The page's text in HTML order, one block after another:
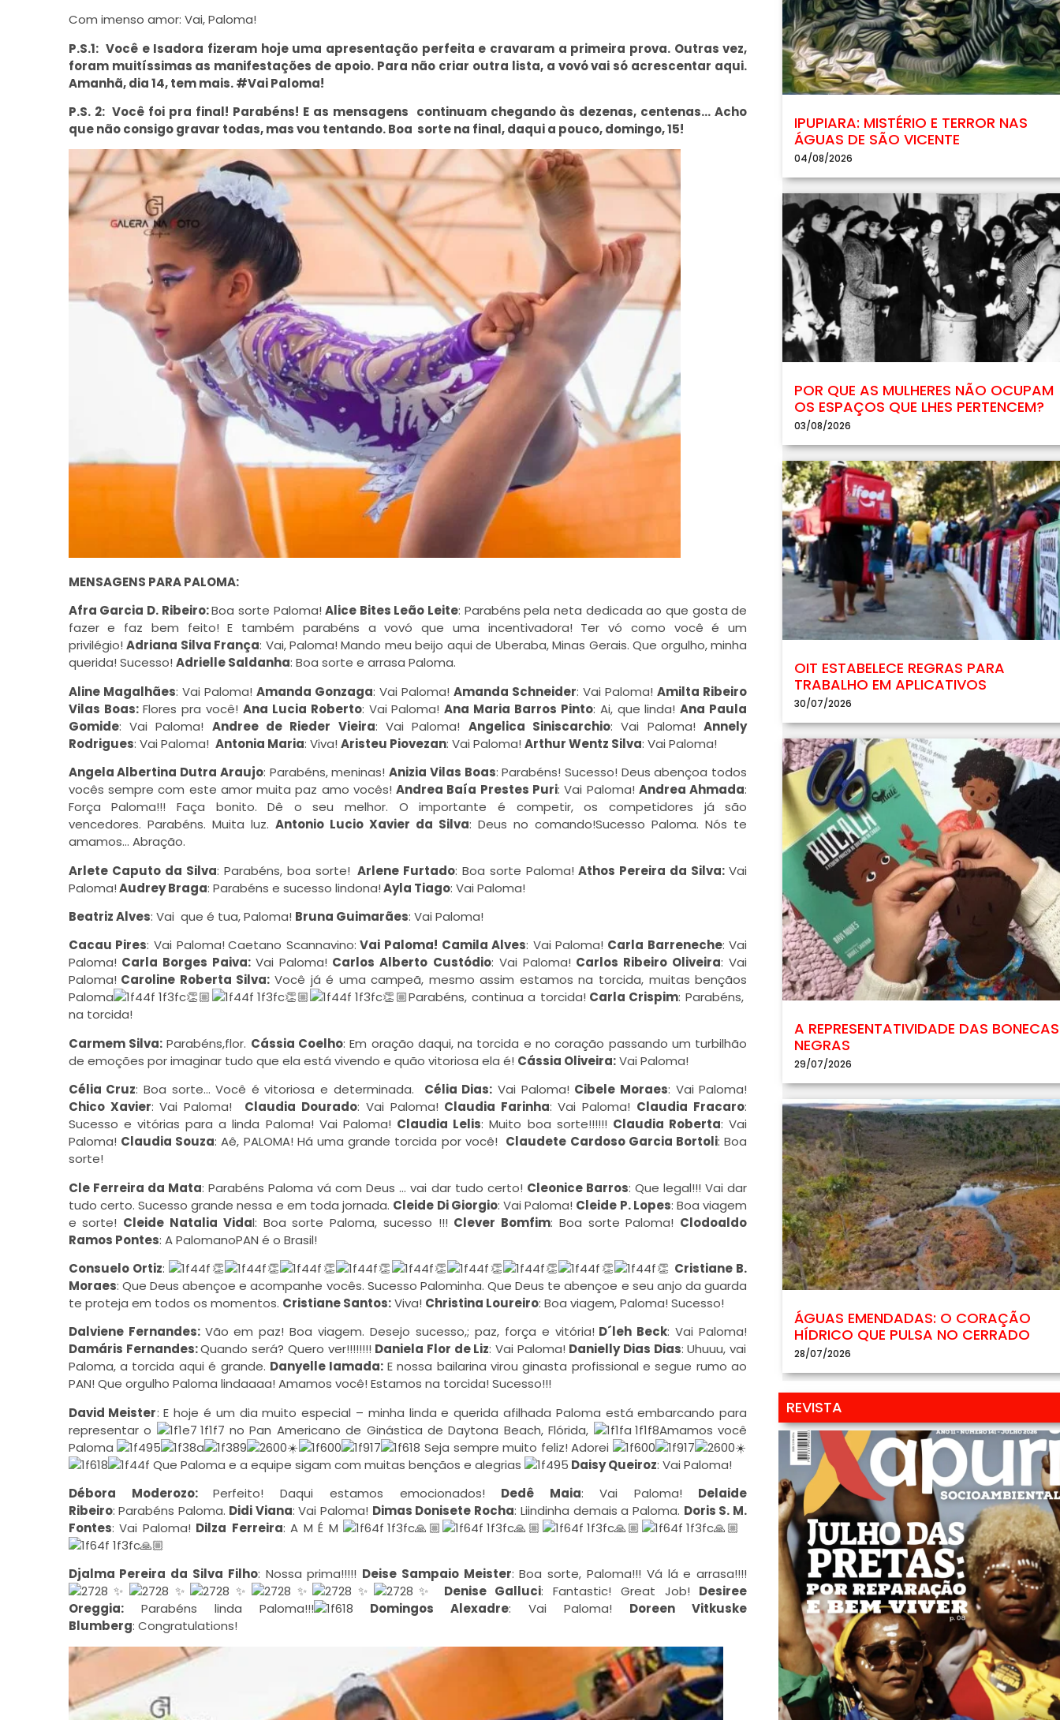
Com imenso amor: Vai, Paloma!
P.S.1: Você e Isadora fizeram hoje uma apresentação perfeita e cravaram a primeira prova. Outras vez,
foram muitíssimas as manifestações de apoio. Para não criar outra lista, a vovó vai só acrescentar aqui.
Amanhã, dia 14, tem mais. #Vai Paloma!
P.S. 2: Você foi pra final! Parabéns! E as mensagens continuam chegando às dezenas, centenas… Acho
que não consigo gravar todas, mas vou tentando. Boa sorte na final, daqui a pouco, domingo, 15!
MENSAGENS PARA PALOMA:
Afra Garcia D. Ribeiro:Boa sorte Paloma!Alice Bites Leão Leite: Parabéns pela neta dedicada ao que gosta de
fazer e faz bem feito! E também parabéns a vovó que uma incentivadora! Ter vó como você é um
privilégio!Adriana Silva França: Vai, Paloma! Mando meu beijo aqui de Uberaba, Minas Gerais. Que orgulho, minha
querida! Sucesso! Adrielle Saldanha: Boa sorte e arrasa Paloma.
Aline Magalhães: Vai Paloma! Amanda Gonzaga: Vai Paloma! Amanda Schneider: Vai Paloma!Amilta Ribeiro
Vilas Boas:Flores pra você! Ana Lucia Roberto: Vai Paloma!Ana Maria Barros Pinto: Ai, que linda!Ana Paula
Gomide: Vai Paloma! Andree de Rieder Vieira: Vai Paloma! Angelica Siniscarchio: Vai Paloma!Annely
Rodrigues: Vai Paloma! Antonia Maria: Viva! Aristeu Piovezan: Vai Paloma! Arthur Wentz Silva: Vai Paloma!
Angela Albertina Dutra Araujo: Parabéns, meninas!Anizia Vilas Boas:Parabéns! Sucesso! Deus abençoa todos
vocês sempre com este amor muita paz amo vocês!Andrea Baía Prestes Puri: Vai Paloma! Andrea Ahmada:
Força Paloma!!! Faça bonito. Dê o seu melhor. O importante é competir, os competidores já são
vencedores. Parabéns. Muita luz. Antonio Lucio Xavier da Silva: Deus no comando!Sucesso Paloma. Nós te
amamos… Abração.
Arlete Caputo da Silva: Parabéns, boa sorte! Arlene Furtado: Boa sorte Paloma! Athos Pereira da Silva:Vai
Paloma!Audrey Braga: Parabéns e sucesso lindona!Ayla Tiago: Vai Paloma!
Beatriz Alves: Vai que é tua, Paloma! Bruna Guimarães: Vai Paloma!
Cacau Pires: Vai Paloma! Caetano Scannavino: Vai Paloma! Camila Alves: Vai Paloma! Carla Barreneche: Vai
Paloma! Carla Borges Paiva:Vai Paloma! Carlos Alberto Custódio: Vai Paloma! Carlos Ribeiro Oliveira: Vai
Paloma! Caroline Roberta Silva: Você já é uma campeã, mesmo assim estamos na torcida, muitas bençãos
Paloma
👏🏼 👏🏼 👏🏼Parabéns, continua a torcida! Carla Crispim: Parabéns,
na torcida!
Carmem Silva: Parabéns,flor. Cássia Coelho: Em oração daqui, na torcida e no coração passando um turbilhão
de emoções por imaginar tudo que ela está vivendo e quão vitoriosa ela é! Cássia Oliveira:Vai Paloma!
Célia Cruz: Boa sorte… Você é vitoriosa e determinada. Célia Dias: Vai Paloma! Cibele Moraes: Vai Paloma!
Chico Xavier: Vai Paloma! Claudia Dourado: Vai Paloma! Claudia Farinha: Vai Paloma! Claudia Fracaro:
Sucesso e vitórias para a linda Paloma! Vai Paloma! Claudia Lelis: Muito boa sorte!!!!!! Claudia Roberta: Vai
Paloma! Claudia Souza: Aê, PALOMA! Há uma grande torcida por você! Claudete Cardoso Garcia Bortoli: Boa
sorte!
Cle Ferreira da Mata: Parabéns Paloma vá com Deus … vai dar tudo certo! Cleonice Barros: Que legal!!! Vai dar
tudo certo. Sucesso grande nessa e em toda jornada. Cleide Di Giorgio: Vai Paloma! Cleide P. Lopes: Boa viagem
e sorte! Cleide Natalia Vidal: Boa sorte Paloma, sucesso !!! Clever Bomfim: Boa sorte Paloma! Clodoaldo
Ramos Pontes: A PalomanoPAN é o Brasil!
Consuelo Ortiz: 👏 👏 👏 👏 👏 👏 👏 👏 👏 Cristiane B.
Moraes: Que Deus abençoe e acompanhe vocês. Sucesso Palominha. Que Deus te abençoe e seu anjo da guarda
te proteja em todos os momentos. Cristiane Santos:Viva! Christina Loureiro: Boa viagem, Paloma! Sucesso!
Dalviene Fernandes: Vão em paz! Boa viagem. Desejo sucesso,; paz, força e vitória! D´leh Beck: Vai Paloma!
Damáris Fernandes:Quando será? Quero ver!!!!!!!! Daniela Flor de Liz: Vai Paloma! Danielly Dias Dias: Uhuuu, vai
Paloma, a torcida aqui é grande. Danyelle Iamada: E nossa bailarina virou ginasta profissional e segue rumo ao
PAN! Que orgulho Paloma lindaaaa! Amamos você! Estamos na torcida! Sucesso!!!
David Meister: E hoje é um dia muito especial – minha linda e querida afilhada Paloma está embarcando para
representar o
no Pan Americano de Ginástica de Daytona Beach, Flórida,
Amamos você
Paloma
☀️ Seja sempre muito feliz!Adorei
☀️
Que Paloma e a equipe sigam com muitas bençãos e alegrias
Daisy Queiroz: Vai Paloma!
Débora Moderozo:Perfeito! Daqui estamos emocionados! Dedê Maia: Vai Paloma! Delaide
Ribeiro:Parabéns Paloma. Didi Viana: Vai Paloma! Dimas Donisete Rocha: Liindinha demais a Paloma. Doris S. M.
Fontes: Vai Paloma! Dilza Ferreira: A M É M 🙏🏼 🙏🏼 🙏🏼
🙏🏼
🙏🏼
Djalma Pereira da Silva Filho: Nossa prima!!!!! Deise Sampaio Meister: Boa sorte, Paloma!!! Vá lá e arrasa!!!!
✨
✨ ✨ ✨ ✨ ✨ Denise Galluci: Fantastic! Great Job! Desiree
Oreggia:
Parabéns linda Paloma!!! Domingos Alexadre: Vai Paloma! Doreen Vitkuske
Blumberg: Congratulations!
IPUPIARA: MISTÉRIO E TERROR NAS
ÁGUAS DE SÃO VICENTE
04/08/2026
POR QUE AS MULHERES NÃO OCUPAM
OS ESPAÇOS QUE LHES PERTENCEM?
03/08/2026
OIT ESTABELECE REGRAS PARA
TRABALHO EM APLICATIVOS
30/07/2026
A REPRESENTATIVIDADE DAS BONECAS
NEGRAS
29/07/2026
ÁGUAS EMENDADAS: O CORAÇÃO
HÍDRICO QUE PULSA NO CERRADO
28/07/2026
REVISTA